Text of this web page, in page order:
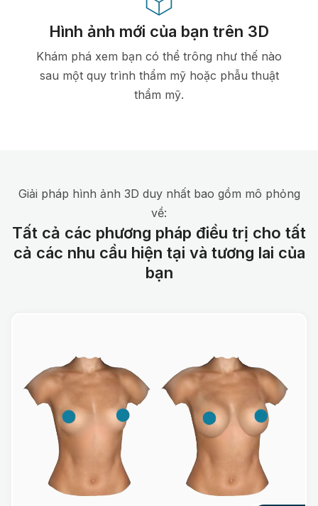
Hình ảnh mới của bạn trên 3D
Khám phá xem bạn có thể trông như thế nào
sau một quy trình thẩm mỹ hoặc phẫu thuật
thẩm mỹ.
Giải pháp hình ảnh 3D duy nhất bao gồm mô phỏng
về:
Tất cả các phương pháp điều trị cho tất
cả các nhu cầu hiện tại và tương lai của
bạn